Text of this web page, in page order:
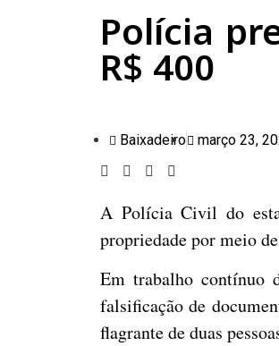
Polícia
R$ 400
Baixadeiro março 23,
A Polícia Civil do
propriedade por meio
Em trabalho contínuo
falsificação de
flagrante de duas